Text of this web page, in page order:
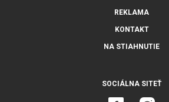
REKLAMA
KONTAKT
NA STIAHNUTIE
SOCIÁLNA SITEŤ